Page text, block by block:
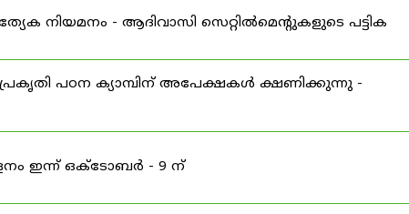
നിയമനം - ആദിവാസി സെറ്റിൽമെന്റുകളുടെ പട്ടിക
പഠന ക്യാമ്പിന് അപേക്ഷകൾ ക്ഷണിക്കുന്നു -
ഇന്ന് ഒക്ടോബർ - 9 ന്